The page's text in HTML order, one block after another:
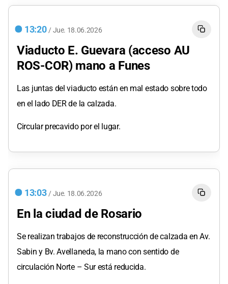
13:20 / Jue. 18.06.2026
Viaducto E. Guevara (acceso AU
ROS-COR) mano a Funes
Las juntas del viaducto están en mal estado sobre todo
en el lado DER de la calzada.
Circular precavido por el lugar.
13:03 / Jue. 18.06.2026
En la ciudad de Rosario
Se realizan trabajos de reconstrucción de calzada en Av.
Sabin y Bv. Avellaneda, la mano con sentido de
circulación Norte – Sur está reducida.